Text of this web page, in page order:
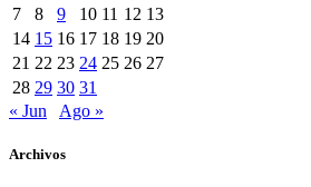
7
8 9 10 11 12 13
14 15 16 17 18 19 20
21 22 23 24 25 26 27
28 29 30 31
« Jun
Ago »
Archivos